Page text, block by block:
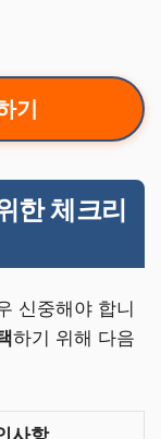
기
한 체크리
신중해야 합니
하기 위해 다음
사항